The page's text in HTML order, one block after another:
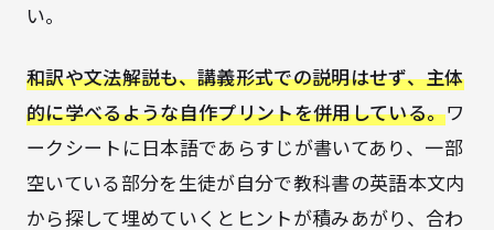
い。
和訳や文法解説も、講義形式での説明はせず、主体
的に学べるような自作プリントを併用している。ワ
ークシートに 日本語であらすじが書いてあり、一部
空いている部分を生徒が自分で教科書の英語本文内
から探して埋めていくとヒントが積みあがり、合わ